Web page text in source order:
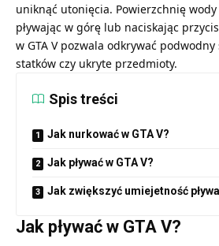
uniknąć utonięcia. Powierzchnię
pływając w górę lub naciskając
w GTA V pozwala odkrywać
statków czy ukryte przedmioty.
Spis treści
Jak nurkować w GTA V?
Jak pływać w GTA V?
Jak zwiększyć umiejetność
Jak pływać w GTA V?